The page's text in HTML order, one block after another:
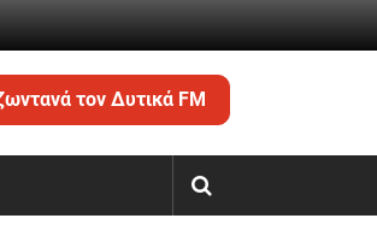
τον Δυτικά FM